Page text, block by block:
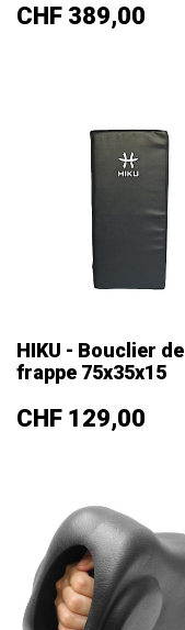
Prix
CHF 389,00
HIKU - Bouclier de
frappe 75x35x15
Prix
CHF 129,00